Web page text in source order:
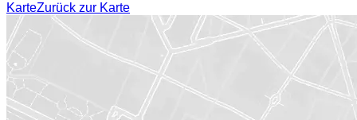
KarteZurück zur Karte